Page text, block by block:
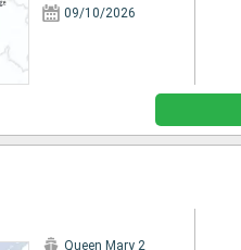
09/10/2026
Queen Mary 2